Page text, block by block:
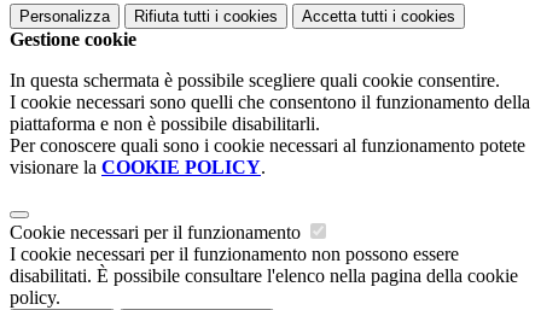
Personalizza Rifiuta tutti i cookies Accetta tutti i cookies
Gestione cookie
In questa schermata è possibile scegliere quali cookie consentire.
I cookie necessari sono quelli che consentono il funzionamento della
piattaforma e non è possibile disabilitarli.
Per conoscere quali sono i cookie necessari al funzionamento potete
visionare la COOKIE POLICY.
Cookie necessari per il funzionamento
I cookie necessari per il funzionamento non possono essere
disabilitati. È possibile consultare l'elenco nella pagina della cookie
policy.